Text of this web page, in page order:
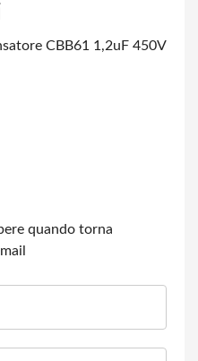
CBB61 1,2uF 450V
quando torna